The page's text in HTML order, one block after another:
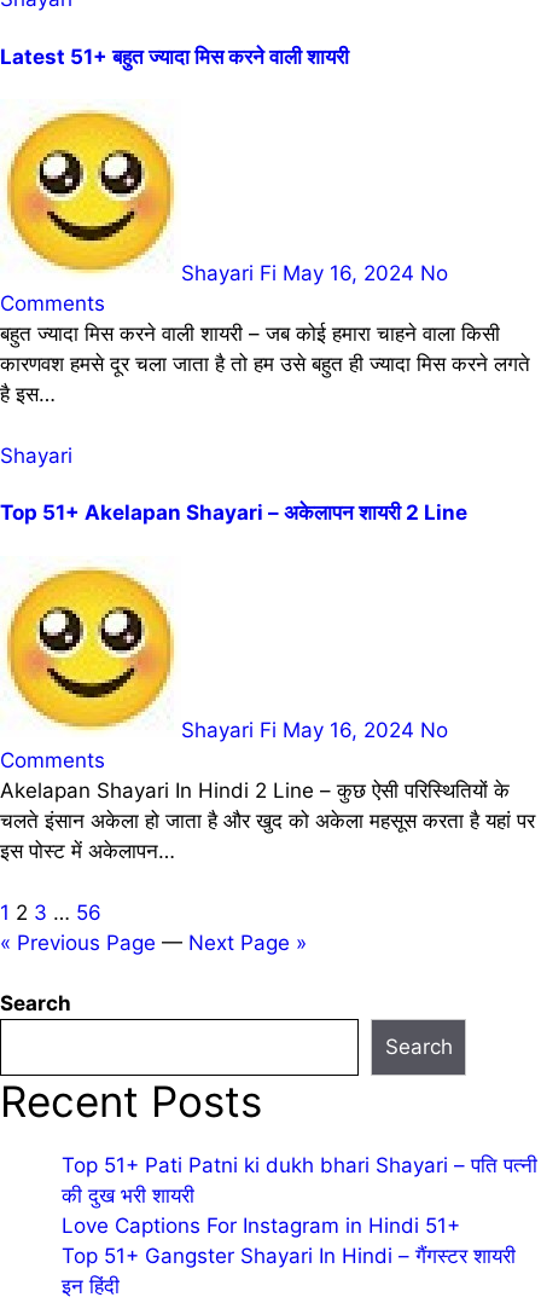
Latest 51+ बहुत ज्यादा मिस करने वाली शायरी
Shayari Fi May 16, 2024 No
Comments
बहुत ज्यादा मिस करने वाली शायरी – जब कोई हमारा चाहने वाला किसी
कारणवश हमसे दूर चला जाता है तो हम उसे बहुत ही ज्यादा मिस करने लगते
है इस…
Shayari
Top 51+ Akelapan Shayari – अकेलापन शायरी 2 Line
Shayari Fi May 16, 2024 No
Comments
Akelapan Shayari In Hindi 2 Line – कुछ ऐसी परिस्थितियों के
चलते इंसान अकेला हो जाता है और खुद को अकेला महसूस करता है यहां पर
इस पोस्ट में अकेलापन…
Posts
pagination
1 2 3 … 56
« Previous Page — Next Page »
Search
Search
Recent Posts
Top 51+ Pati Patni ki dukh bhari Shayari – पति पत्नी
की दुख भरी शायरी
Love Captions For Instagram in Hindi 51+
Top 51+ Gangster Shayari In Hindi – गैंगस्टर शायरी
इन हिंदी